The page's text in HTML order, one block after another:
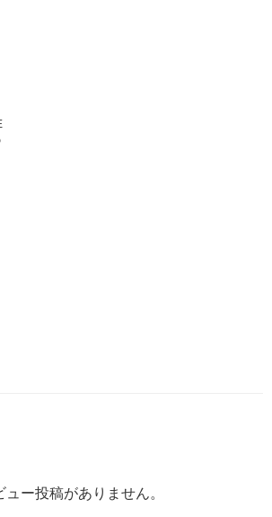
ュー投稿がありません。